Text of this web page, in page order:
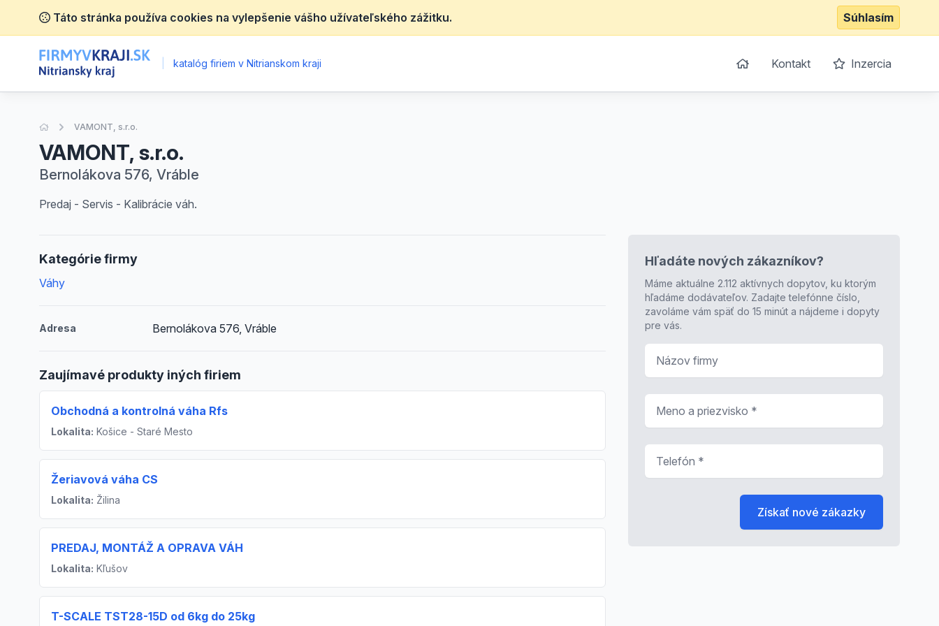
Táto stránka používa cookies na vylepšenie vášho užívateľského zážitku. Súhlasím
katalóg firiem v Nitrianskom kraji Kontakt Inzercia
Úvodná stránka
VAMONT, s.r.o.
VAMONT, s.r.o.
Bernolákova 576, Vráble
Predaj - Servis - Kalibrácie váh.
Kategórie firmy
Váhy
Adresa Bernolákova 576, Vráble
Zaujímavé produkty iných firiem
Obchodná a kontrolná váha Rfs
Lokalita: Košice - Staré Mesto
Žeriavová váha CS
Lokalita: Žilina
PREDAJ, MONTÁŽ A OPRAVA VÁH
Lokalita: Kľušov
T-SCALE TST28-15D od 6kg do 25kg
Hľadáte nových zákazníkov?
Máme aktuálne 2.112 aktívnych dopytov, ku ktorým
hľadáme dodávateľov. Zadajte telefónne číslo,
zavoláme vám späť do 15 minút a nájdeme i dopyty
pre vás.
Získať nové zákazky